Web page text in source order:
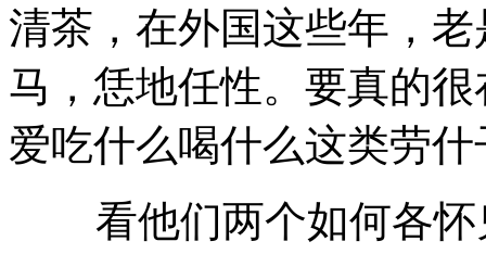
清茶，在外国这些年，
马，恁地任性。要真的
爱吃什么喝什么这类劳
看他们两个如何各怀